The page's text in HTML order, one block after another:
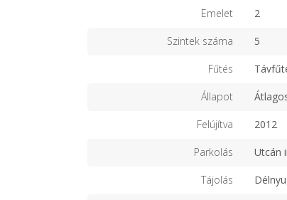
Emelet 2
Szintek száma 5
Fűtés
Állapot
Felújítva 2012
Parkolás Utcán
Tájolás